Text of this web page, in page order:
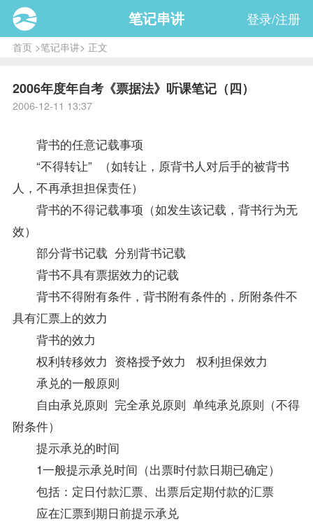
笔记串讲 登录/注册
首页>笔记串讲> 正文
2006年度年自考《票据法》听课笔记（四）
2006-12-11 13:37
背书的任意记载事项
“不得转让” （如转让，原背书人对后手的被背书
人，不再承担担保责任）
背书的不得记载事项（如发生该记载，背书行为无
效）
部分背书记载 分别背书记载
背书不具有票据效力的记载
背书不得附有条件，背书附有条件的，所附条件不
具有汇票上的效力
背书的效力
权利转移效力 资格授予效力 权利担保效力
承兑的一般原则
自由承兑原则 完全承兑原则 单纯承兑原则（不得
附条件）
提示承兑的时间
1一般提示承兑时间（出票时付款日期已确定）
包括：定日付款汇票、出票后定期付款的汇票
应在汇票到期日前提示承兑